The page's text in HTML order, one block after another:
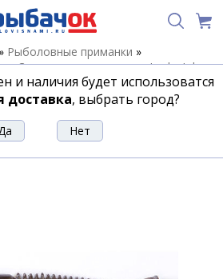
» Рыболовные приманки »
»Силиконовые приманки Lucky John
LJ Tioga»Виброхвост LJ Pro Series
Series TIOGA
и наличия будет использоватся
доставка, выбрать город?